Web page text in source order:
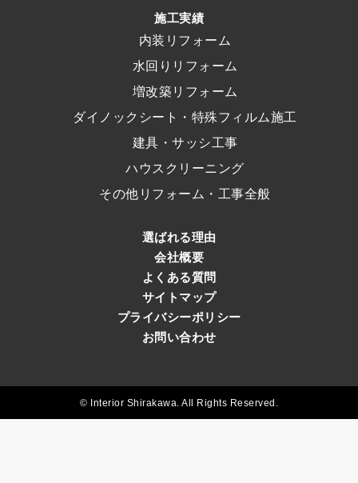
施工実績
内装リフォーム
水回りリフォーム
増改築リフォーム
ダイノックシート・特殊フィルム施工
建具・サッシ工事
ハウスクリーニング
その他リフォーム・工事全般
選ばれる理由
会社概要
よくある質問
サイトマップ
プライバシーポリシー
お問い合わせ
© Interior Shirakawa. All Rights Reserved.